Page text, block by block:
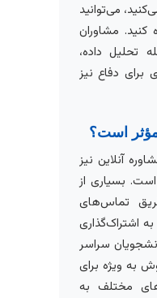
می‌توانید
کنید. مشاوران
تحلیل داده،
برای دفاع نیز
مؤثر است؟
آنلاین نیز
بسیاری از
تماس‌های
اشتراک‌گذاری
سراسر
به ویژه برای
مختلف به